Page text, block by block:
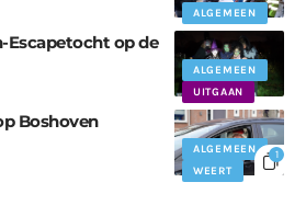
ALGEMEEN
ALGEMEEN
UITGAAN
Escapetocht op de
1
ALGEMEEN
WEERT
Boshoven